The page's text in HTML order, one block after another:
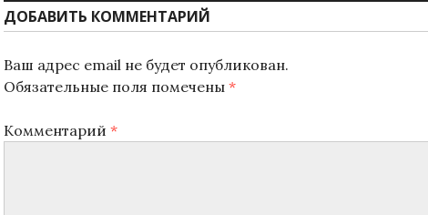
ДОБАВИТЬ КОММЕНТАРИЙ
Ваш адрес email не будет опубликован.
Обязательные поля помечены *
Комментарий *